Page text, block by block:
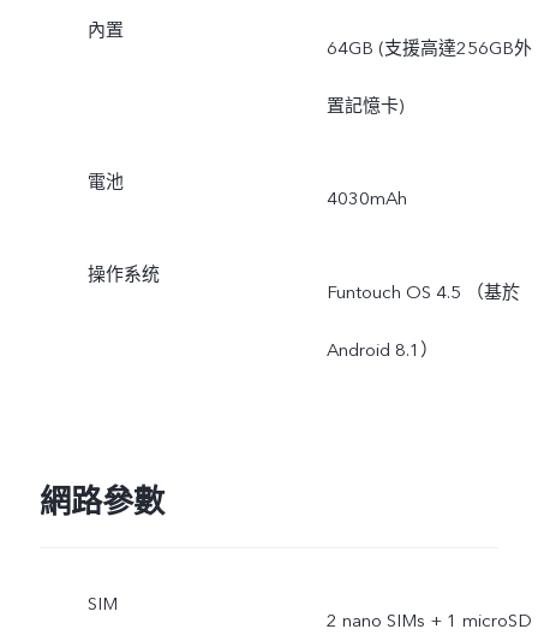
內置
64GB (支援高達256GB外
置記憶卡)
電池
4030mAh
操作系统
Funtouch OS 4.5 （基於
Android 8.1）
網路參數
SIM
2 nano SIMs + 1 microSD